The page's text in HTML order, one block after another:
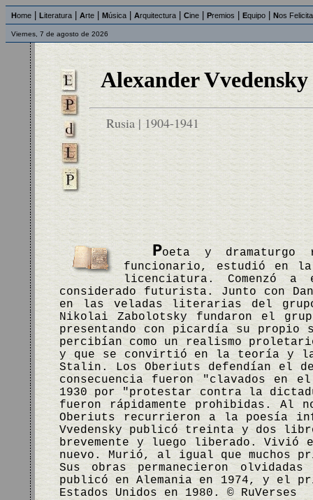
Home Literatura Arte Música Arquitectura Cine Premios Equipo Nos
Viernes, 7 de agosto de 2026
Alexander Vvedensky
Rusia | 1904-1941
Poeta y dramaturgo
funcionario, estudió en la
licenciatura. Comenzó
considerado futurista. Junto con
en las veladas literarias del
Nikolai Zabolotsky fundaron el
presentando con picardía su
percibían como un realismo
y que se convirtió en la teoría y
Stalin. Los Oberiuts defendían el
consecuencia fueron "clavados
1930 por "protestar contra la
fueron rápidamente prohibidas. Al
Oberiuts recurrieron a la poesía
Vvedensky publicó treinta y dos
brevemente y luego liberado. Vivió
nuevo. Murió, al igual que muchos
Sus obras permanecieron
publicó en Alemania en 1974, y el
Estados Unidos en 1980. © RuVerses